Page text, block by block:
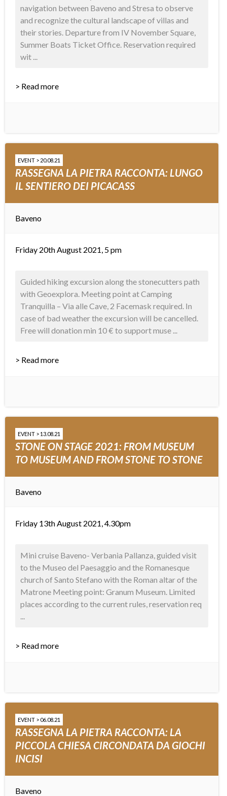
navigation between Baveno and Stresa to observe
and recognize the cultural landscape of villas and
their stories. Departure from IV November Square,
Summer Boats Ticket Office. Reservation required
wit ...
> Read more
EVENT > 20.08.21
RASSEGNA LA PIETRA RACCONTA: LUNGO
IL SENTIERO DEI PICACASS
Baveno
Friday 20th August 2021, 5 pm
Guided hiking excursion along the stonecutters path
with Geoexplora. Meeting point at Camping
Tranquilla – Via alle Cave, 2 Facemask required. In
case of bad weather the excursion will be cancelled.
Free will donation min 10 € to support muse ...
> Read more
EVENT > 13.08.21
STONE ON STAGE 2021: FROM MUSEUM
TO MUSEUM AND FROM STONE TO STONE
Baveno
Friday 13th August 2021, 4.30pm
Mini cruise Baveno- Verbania Pallanza, guided visit
to the Museo del Paesaggio and the Romanesque
church of Santo Stefano with the Roman altar of the
Matrone Meeting point: Granum Museum. Limited
places according to the current rules, reservation req
...
> Read more
EVENT > 06.08.21
RASSEGNA LA PIETRA RACCONTA: LA
PICCOLA CHIESA CIRCONDATA DA GIOCHI
INCISI
Baveno